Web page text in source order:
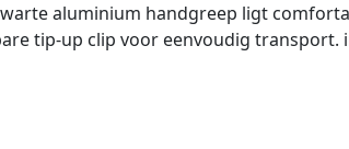
aluminium handgreep ligt
tip-up clip voor eenvoudig transport.